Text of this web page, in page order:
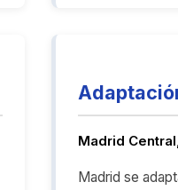
Madrid
Madrid se